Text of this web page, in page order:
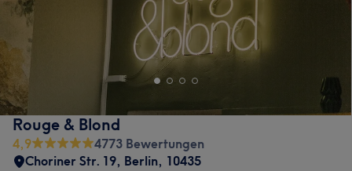
Rouge & Blond
4,9
4773 Bewertungen
Choriner Str. 19, Berlin, 10435